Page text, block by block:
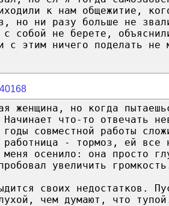
к нам общежитие,
но ни разу больше не
с собой не берете,
с этим ничего поделать не
женщина, но когда
что-то отвечать
совместной работы
- тормоз, ей все
осенило: она просто
увеличить
своих недостатков.
чем думают, что